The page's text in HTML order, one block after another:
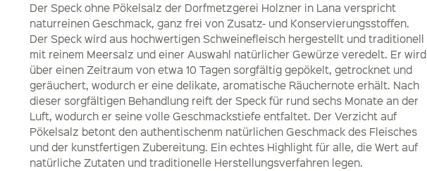
Der Speck ohne Pökelsalz der Dorfmetzgerei Holzner in Lana verspricht
naturreinen Geschmack, ganz frei von Zusatz- und Konservierungsstoffen.
Der Speck wird aus hochwertigen Schweinefleisch hergestellt und traditionell
mit reinem Meersalz und einer Auswahl natürlicher Gewürze veredelt. Er wird
über einen Zeitraum von etwa 10 Tagen sorgfältig gepökelt, getrocknet und
geräuchert, wodurch er eine delikate, aromatische Räuchernote erhält. Nach
dieser sorgfältigen Behandlung reift der Speck für rund sechs Monate an der
Luft, wodurch er seine volle Geschmackstiefe entfaltet. Der Verzicht auf
Pökelsalz betont den authentischenm natürlichen Geschmack des Fleisches
und der kunstfertigen Zubereitung. Ein echtes Highlight für alle, die Wert auf
natürliche Zutaten und traditionelle Herstellungsverfahren legen.